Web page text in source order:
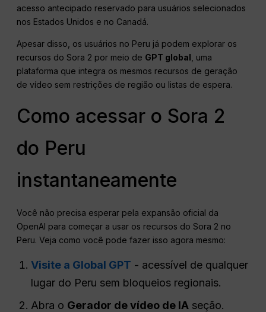
acesso antecipado reservado para usuários selecionados
nos Estados Unidos e no Canadá.
Apesar disso, os usuários no Peru já podem explorar os
recursos do Sora 2 por meio de GPT global , uma
plataforma que integra os mesmos recursos de geração
de vídeo sem restrições de região ou listas de espera.
Como acessar o Sora 2
do Peru
instantaneamente
Você não precisa esperar pela expansão oficial da
OpenAI para começar a usar os recursos do Sora 2 no
Peru. Veja como você pode fazer isso agora mesmo:
Visite a Global GPT - acessível de qualquer
lugar do Peru sem bloqueios regionais.
Abra o Gerador de vídeo de IA seção.